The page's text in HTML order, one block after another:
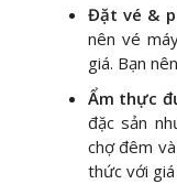
Đặt vé &
nên vé
giá. Bạn
Ẩm thực
đặc sản
chợ đêm
thức với giá